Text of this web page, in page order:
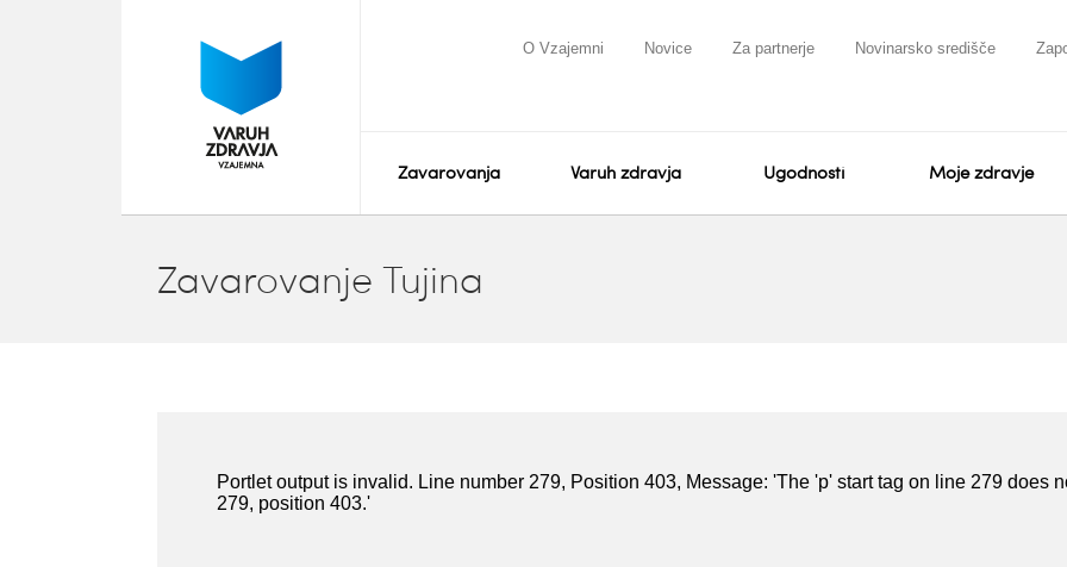
Zavarovanja Varuh zdravja Ugodnosti Moje zdravje
O Vzajemni Novice Za partnerje Novinarsko središče
Zavarovanje Tujina
Portlet output is invalid. Line number 279, Position 403, Message: 'The 'p' start tag on line 279 does
279, position 403.'